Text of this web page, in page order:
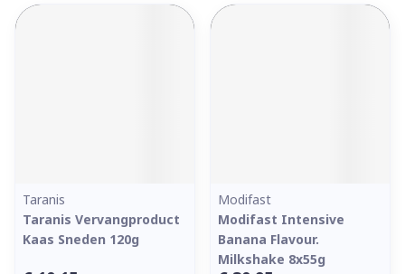
Taranis
Taranis Vervangproduct
Kaas Sneden 120g
Modifast
Modifast Intensive
Banana Flavour.
Milkshake 8x55g